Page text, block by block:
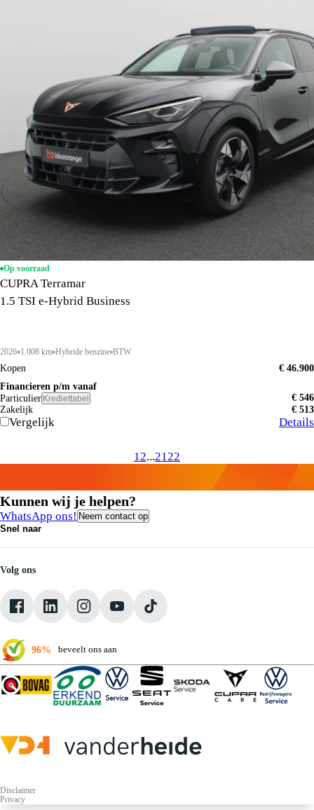
Op voorraad
CUPRA Terramar
1.5 TSI e-Hybrid Business
2026 1.008 km Hybride benzine BTW
Kopen
€ 46.900
Financieren p/m vanaf
Particulier Krediettabel
€ 546
Zakelijk
€ 513
Vergelijk Details
1 2...21 22
Kunnen wij je helpen?
WhatsApp ons! Neem contact op
Snel naar
Medewerkers
Onze servicebeloften
Pechhulp
Klantbeoordelingen
Verkoopvoorwaarden
Volg ons
96% beveelt ons aan
Disclaimer
Privacy